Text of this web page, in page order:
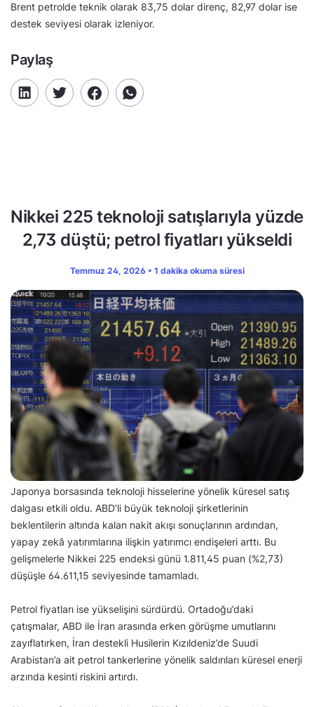
Brent petrolde teknik olarak 83,75 dolar direnç, 82,97 dolar ise
destek seviyesi olarak izleniyor.
Paylaş
Nikkei 225 teknoloji satışlarıyla yüzde
2,73 düştü; petrol fiyatları yükseldi
Temmuz 24, 2026 • 1 dakika okuma süresi
Japonya borsasında teknoloji hisselerine yönelik küresel satış
dalgası etkili oldu. ABD’li büyük teknoloji şirketlerinin
beklentilerin altında kalan nakit akışı sonuçlarının ardından,
yapay zekâ yatırımlarına ilişkin yatırımcı endişeleri arttı. Bu
gelişmelerle Nikkei 225 endeksi günü 1.811,45 puan (%2,73)
düşüşle 64.611,15 seviyesinde tamamladı.
Petrol fiyatları ise yükselişini sürdürdü. Ortadoğu’daki
çatışmalar, ABD ile İran arasında erken görüşme umutlarını
zayıflatırken, İran destekli Husilerin Kızıldeniz’de Suudi
Arabistan’a ait petrol tankerlerine yönelik saldırıları küresel enerji
arzında kesinti riskini artırdı.